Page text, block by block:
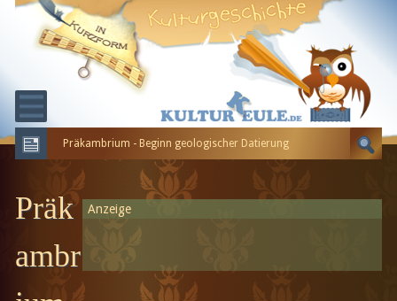
KULTURGESCHICHTE
ERDGESCHICHTE
Präkambrium - Beginn geologischer Datierung
Anzeige
Präk
ambr